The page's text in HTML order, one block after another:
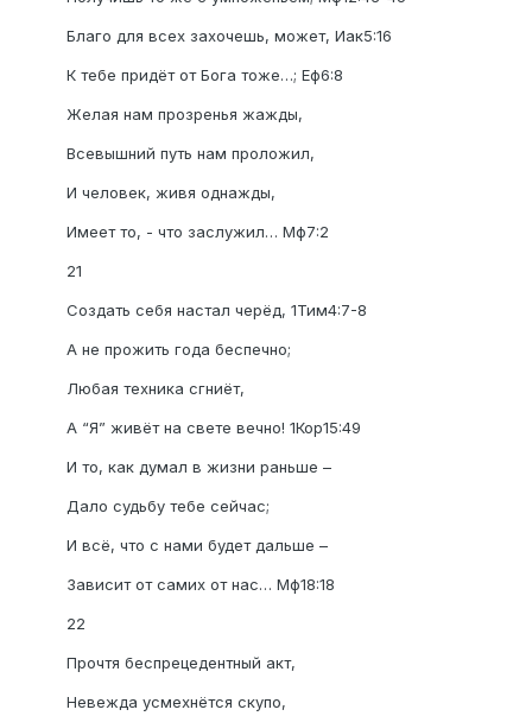
Благо для всех захочешь, может, Иак5:16
К тебе придёт от Бога тоже…; Еф6:8
Желая нам прозренья жажды,
Всевышний путь нам проложил,
И человек, живя однажды,
Имеет то, - что заслужил… Мф7:2
21
Создать себя настал черёд, 1Тим4:7-8
А не прожить года беспечно;
Любая техника сгниёт,
А “Я” живёт на свете вечно! 1Кор15:49
И то, как думал в жизни раньше –
Дало судьбу тебе сейчас;
И всё, что с нами будет дальше –
Зависит от самих от нас… Мф18:18
22
Прочтя беспрецедентный акт,
Невежда усмехнётся скупо,